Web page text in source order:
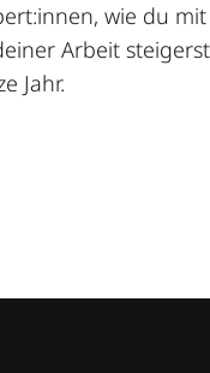
wie du mit
Arbeit
Jahr.